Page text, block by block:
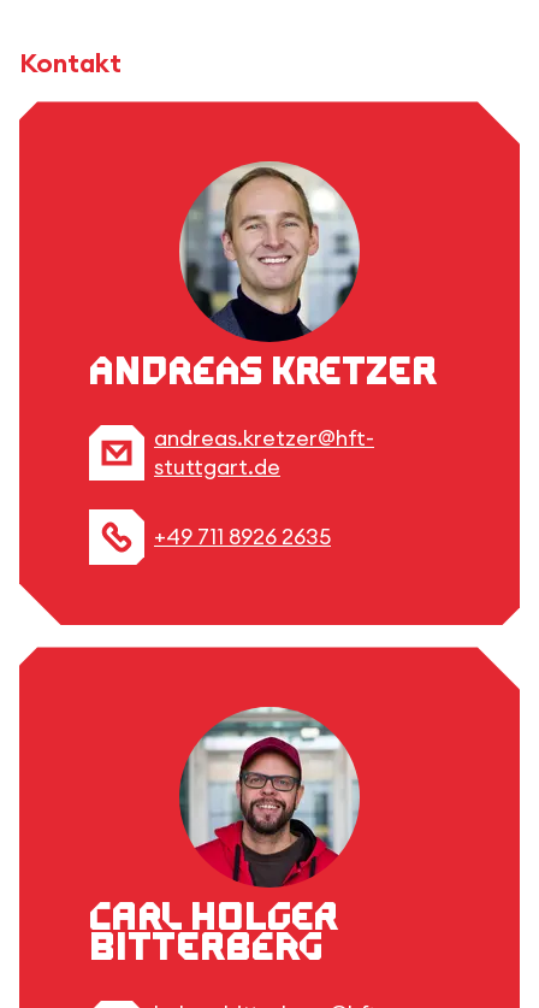
Kontakt
Andreas Kretzer
andreas.kretzer@hft-
stuttgart.de
+49 711 8926 2635
Carl Holger
Bitterberg